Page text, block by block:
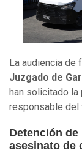
La audiencia de
Juzgado de
han solicitado la
responsable del
Detención
asesinato de